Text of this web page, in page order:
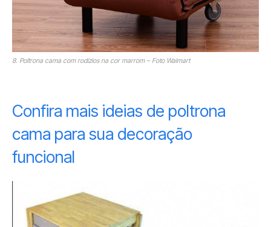
8. Poltrona cama com rodízios na cor marrom – Foto Walmart
Confira mais ideias de poltrona
cama para sua decoração
funcional